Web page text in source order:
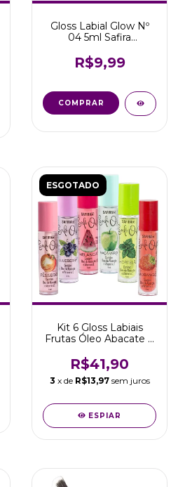
Gloss Labial Glow Nº
04 5ml Safira
R$9,99
COMPRAR
ESGOTADO
Kit 6 Gloss Labiais
Frutas Óleo Abacate E
R$41,90
3 x de R$13,97 sem juros
ESPIAR